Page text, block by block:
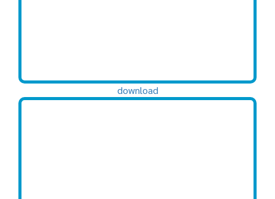
download